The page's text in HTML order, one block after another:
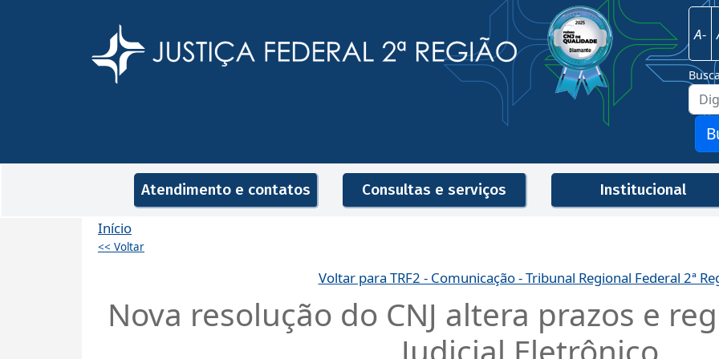
Justiça Federal - 2ª Região
Imagem
A-
Navegação principal
Atendimento e contatos Consultas e serviços Institucional
Início
<< Voltar
Voltar para TRF2 - Comunicação - Tribunal Regional Federal 2ª
Nova resolução do CNJ altera prazos e